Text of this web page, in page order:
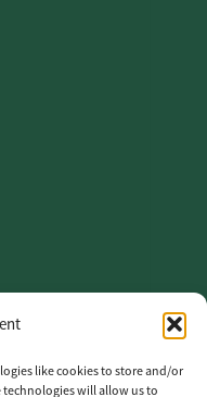
like cookies to store and/or
will allow us to